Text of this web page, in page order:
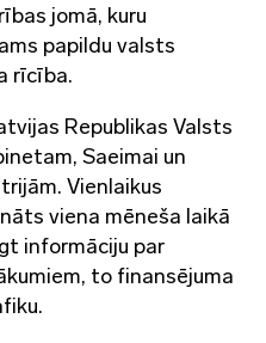
jomā, kuru
papildu valsts
rīcība.
Republikas Valsts
Saeimai un
Vienlaikus
viena mēneša laikā
informāciju par
to finansējuma